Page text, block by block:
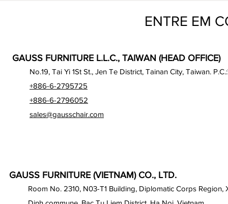
ENTRE EM
GAUSS FURNITURE L.L.C., TAIWAN (HEAD OFFICE)
No.19, Tai Yi 1St St., Jen Te District, Tainan City, Taiwan.
+886-6-2795725
+886-6-2796052
sales@gausschair.com
GAUSS FURNITURE (VIETNAM) CO., LTD.
Room No. 2310, N03-T1 Building, Diplomatic Corps Region,